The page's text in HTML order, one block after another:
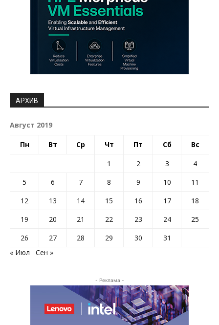
АРХИВ
Август 2019
Пн Вт Ср Чт Пт Сб Вс
1 2 3
4
5
6 7 8 9 10
11
12
13 14 15 16 17
18
19
20 21 22 23 24
25
26
27 28 29 30
31
« Июл
Сен »
- Реклама -